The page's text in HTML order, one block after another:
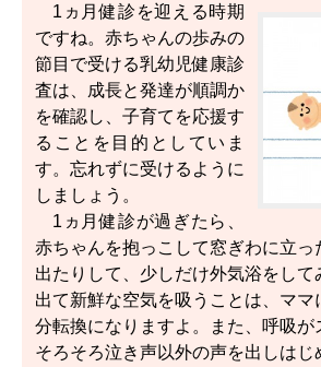
1ヵ月健診を迎える時期
ですね。赤ちゃんの歩みの
節目で受ける乳幼児健康診
査は、成長と発達が順調か
を確認し、子育てを応援す
ることを目的としていま
す。忘れずに受けるように
しましょう。
1ヵ月健診が過ぎたら、
赤ちゃんを抱っこして窓ぎわに立っ
出たりして、少しだけ外気浴をして
出て新鮮な空気を吸うことは、ママ
分転換になりますよ。また、呼吸が
そろそろ泣き声以外の声を出しはじ